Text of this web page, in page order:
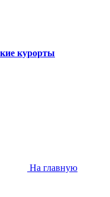
курорты
На главную